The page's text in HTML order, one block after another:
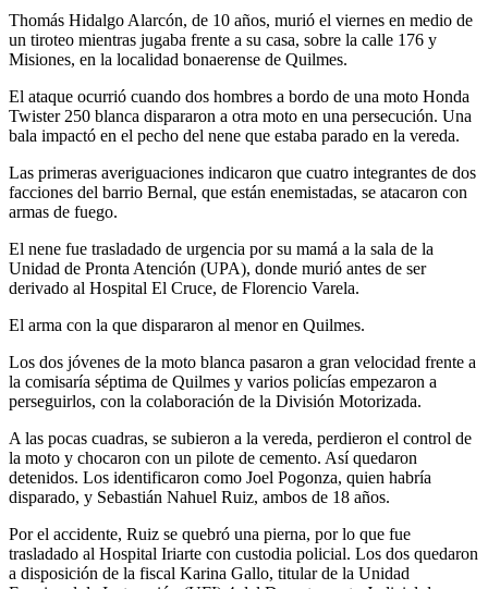
Thomás Hidalgo Alarcón, de 10 años, murió el viernes en medio de
un tiroteo mientras jugaba frente a su casa, sobre la calle 176 y
Misiones, en la localidad bonaerense de Quilmes.
El ataque ocurrió cuando dos hombres a bordo de una moto Honda
Twister 250 blanca dispararon a otra moto en una persecución. Una
bala impactó en el pecho del nene que estaba parado en la vereda.
Las primeras averiguaciones indicaron que cuatro integrantes de dos
facciones del barrio Bernal, que están enemistadas, se atacaron con
armas de fuego.
El nene fue trasladado de urgencia por su mamá a la sala de la
Unidad de Pronta Atención (UPA), donde murió antes de ser
derivado al Hospital El Cruce, de Florencio Varela.
El arma con la que dispararon al menor en Quilmes.
Los dos jóvenes de la moto blanca pasaron a gran velocidad frente a
la comisaría séptima de Quilmes y varios policías empezaron a
perseguirlos, con la colaboración de la División Motorizada.
A las pocas cuadras, se subieron a la vereda, perdieron el control de
la moto y chocaron con un pilote de cemento. Así quedaron
detenidos. Los identificaron como Joel Pogonza, quien habría
disparado, y Sebastián Nahuel Ruiz, ambos de 18 años.
Por el accidente, Ruiz se quebró una pierna, por lo que fue
trasladado al Hospital Iriarte con custodia policial. Los dos quedaron
a disposición de la fiscal Karina Gallo, titular de la Unidad